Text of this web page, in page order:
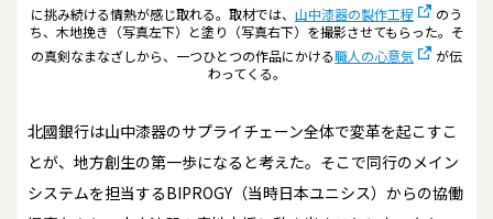
に挑み続ける情熱が感じ取れる。取材では、 山中漆器の製作工程
のう
ち、木地挽き（写真左下）と塗り（写真右下）を撮影させてもらった。そ
の真剣なまなざしから、一つひとつの作品にかける職人の心意気
が伝
わってくる。
北國銀行は山中漆器のサプライチェーン全体で変革を起こすこ
とが、地方創生の第一歩になると考えた。そこで同行のメイン
システムを担当するBIPROGY（当時日本ユニシス）からの協働